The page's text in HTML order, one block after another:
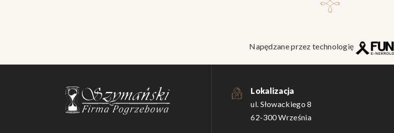
Napędzane przez technologię
Lokalizacja
ul. Słowackiego 8
62-300 Września